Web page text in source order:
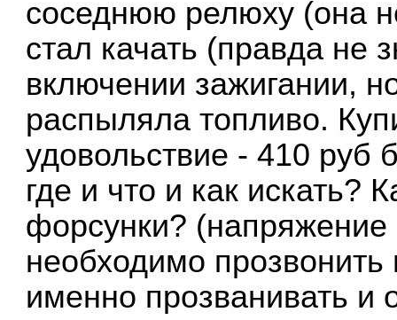
соседнюю релюху (она
стал качать (правда не
включении зажигании,
распыляла топливо.
удовольствие - 410 руб
где и что и как искать?
форсунки?
необходимо прозвонить
именно прозванивать и